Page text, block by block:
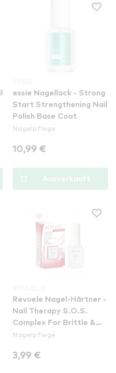
essie Nagellack - Strong
Start Strengthening Nail
Polish Base Coat
Nagelpflege
10,99 €
Ausverkauft
Revuele Nagel-Härtner -
Nail Therapy S.O.S.
Complex For Brittle &
Broken Nails
Nagelpflege
3,99 €